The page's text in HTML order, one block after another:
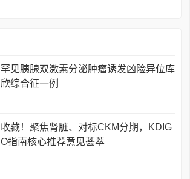
罕见胰腺双激素分泌肿瘤诱发凶险异位库
欣综合征一例
收藏！聚焦肾脏、对标CKM分期，KDIG
O指南核心推荐意见荟萃